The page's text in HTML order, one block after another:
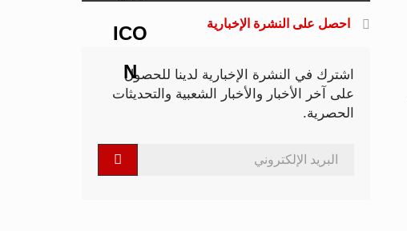
احصل على النشرة الإخبارية
اشترك في النشرة الإخبارية لدينا للحصول
على آخر الأخبار والأخبار الشعبية والتحديثات
الحصرية.